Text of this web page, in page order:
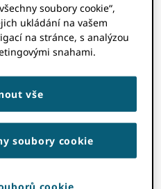
Navigace
událostí
ShowSEZNAM
gu, Busan, Jižní Korea
soubory cookie“,
ukládání na vašem
na stránce, s analýzou
snahami.
vše
soubory cookie